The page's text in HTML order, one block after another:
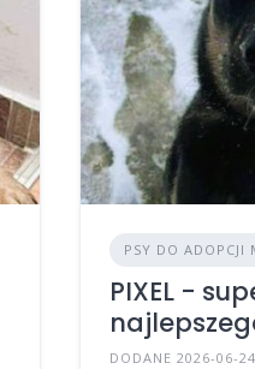
PSY DO ADOPCJI
PIXEL -
DODANE 2026-06-24